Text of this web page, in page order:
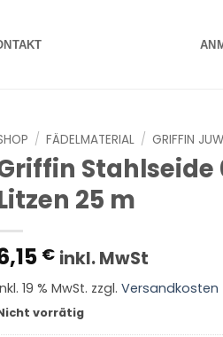
/ FÄDELMATERIAL / GRIFFIN
Stahlseide
25 m
€ inkl. MwSt
19 % MwSt. zzgl. Versandkosten
vorrätig